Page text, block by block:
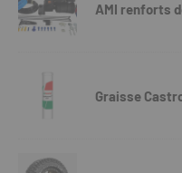
AMI renforts
Graisse